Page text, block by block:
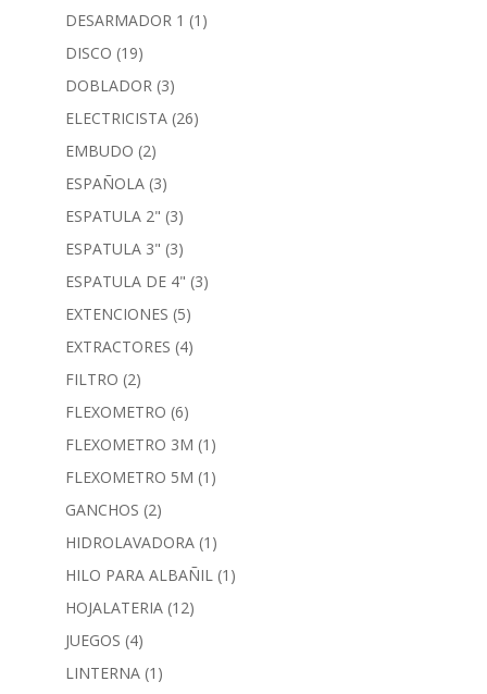
DESARMADOR 1 (1)
DISCO (19)
DOBLADOR (3)
ELECTRICISTA (26)
EMBUDO (2)
ESPAÑOLA (3)
ESPATULA 2" (3)
ESPATULA 3" (3)
ESPATULA DE 4" (3)
EXTENCIONES (5)
EXTRACTORES (4)
FILTRO (2)
FLEXOMETRO (6)
FLEXOMETRO 3M (1)
FLEXOMETRO 5M (1)
GANCHOS (2)
HIDROLAVADORA (1)
HILO PARA ALBAÑIL (1)
HOJALATERIA (12)
JUEGOS (4)
LINTERNA (1)